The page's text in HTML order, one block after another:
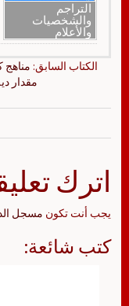
التراجم
والشخصيات
والأعلام
الكتاب السابق: مناهج
مقدار
اترك
يجب أنت تكون مسجل
كتب شائعة: